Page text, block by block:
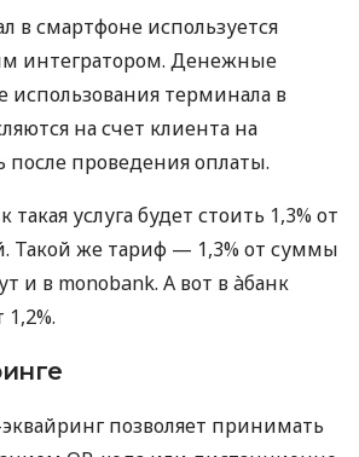
в смартфоне используется
интегратором. Денежные
использования терминала в
на счет клиента на
проведения оплаты.
такая услуга будет стоить 1,3% от
Такой же тариф — 1,3% от суммы
и в monobank. А вот в àбанк
1,2%.
позволяет принимать